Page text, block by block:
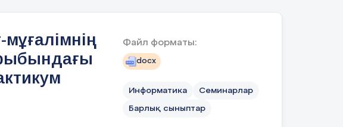
Файл форматы:
docx
Информатика Семинарлар
Барлық сыныптар